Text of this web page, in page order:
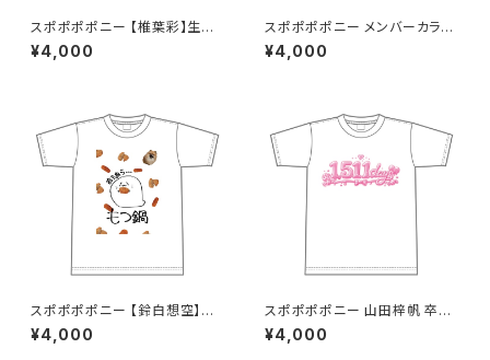
スポポポポニー 【椎葉彩】生誕
祭Tシャツ S〜XLサイズ
¥4,000
スポポポポニー メンバーカラー
シンプルデザイン ロゴTシャツ
ピンク S〜XLサイズ
¥4,000
スポポポポニー 【鈴白想空】生
誕祭 そらちゃんが熱が出た時に
見そうな夢Tシャツ S〜XLサイ
¥4,000
スポポポポニー 山田梓帆 卒業
記念Tシャツ S〜XLサイズ
¥4,000